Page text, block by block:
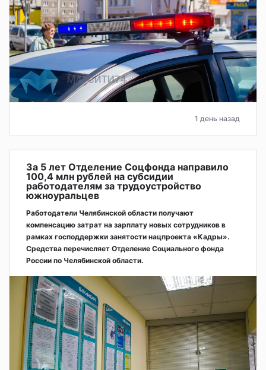
1 день назад
За 5 лет Отделение Соцфонда направило
100,4 млн рублей на субсидии
работодателям за трудоустройство
южноуральцев
Работодатели Челябинской области получают
компенсацию затрат на зарплату новых сотрудников в
рамках господдержки занятости нацпроекта «Кадры».
Средства перечисляет Отделение Социального фонда
России по Челябинской области.